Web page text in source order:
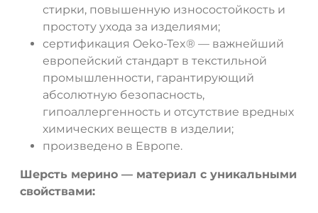
стирки, повышенную износостойкость и
простоту ухода за изделиями;
сертификация Oeko-Tex® — важнейший
европейский стандарт в текстильной
промышленности, гарантирующий
абсолютную безопасность,
гипоаллергенность и отсутствие вредных
химических веществ в изделии;
произведено в Европе.
Шерсть мерино — материал с уникальными
свойствами: